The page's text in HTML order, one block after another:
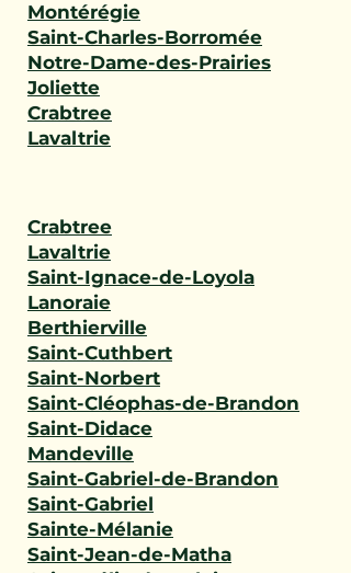
Montérégie
Saint-Charles-Borromée
Notre-Dame-des-Prairies
Joliette
Crabtree
Lavaltrie
Crabtree
Lavaltrie
Saint-Ignace-de-Loyola
Lanoraie
Berthierville
Saint-Cuthbert
Saint-Norbert
Saint-Cléophas-de-Brandon
Saint-Didace
Mandeville
Saint-Gabriel-de-Brandon
Saint-Gabriel
Sainte-Mélanie
Saint-Jean-de-Matha